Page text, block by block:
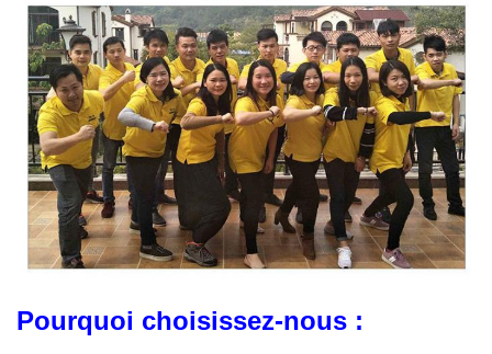
Pourquoi choisissez-nous :